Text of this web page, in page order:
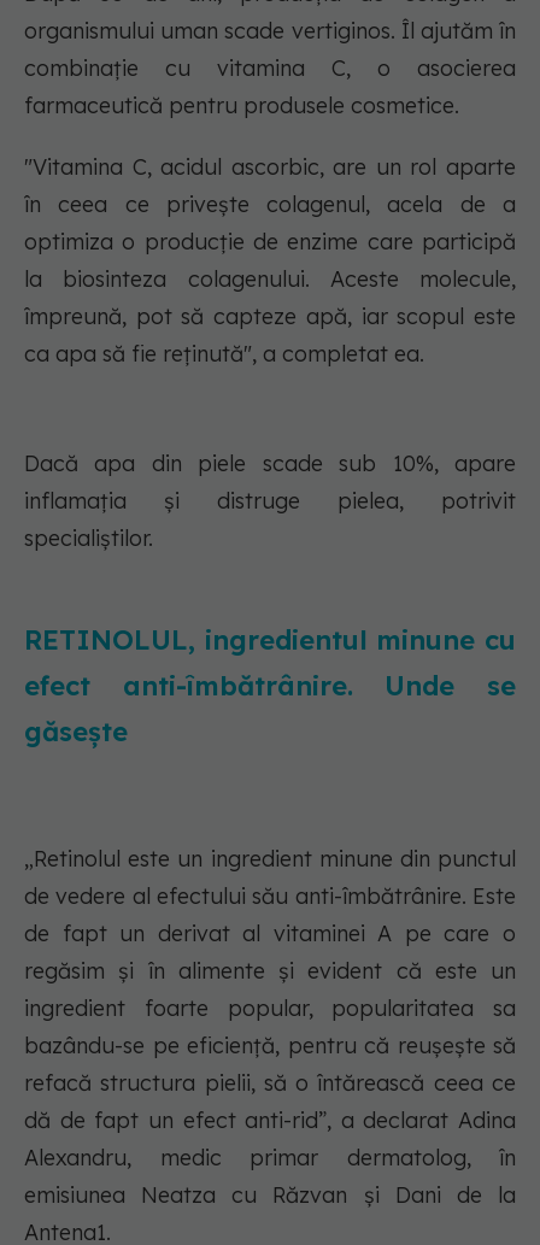
organismului uman scade vertiginos. Îl ajutăm în
combinaţie cu vitamina C, o asocierea
farmaceutică pentru produsele cosmetice.
"Vitamina C, acidul ascorbic, are un rol aparte
în ceea ce privește colagenul, acela de a
optimiza o producţie de enzime care participă
la biosinteza colagenului. Aceste molecule,
împreună, pot să capteze apă, iar scopul este
ca apa să fie reţinută", a completat ea.
Dacă apa din piele scade sub 10%, apare
inflamaţia și distruge pielea, potrivit
specialiștilor.
RETINOLUL, ingredientul minune cu
efect anti-îmbătrânire. Unde se
găsește
„Retinolul este un ingredient minune din punctul
de vedere al efectului său anti-îmbătrânire. Este
de fapt un derivat al vitaminei A pe care o
regăsim și în alimente și evident că este un
ingredient foarte popular, popularitatea sa
bazându-se pe eficiență, pentru că reușește să
refacă structura pielii, să o întărească ceea ce
dă de fapt un efect anti-rid”, a declarat Adina
Alexandru, medic primar dermatolog, în
emisiunea Neatza cu Răzvan și Dani de la
Antena1.